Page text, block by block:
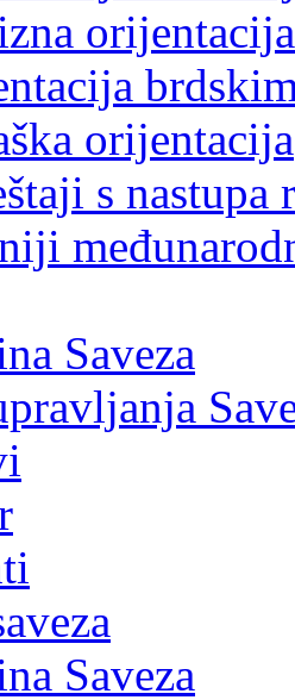
orijentacija
orijentacija
s nastupa
Saveza
Saveza